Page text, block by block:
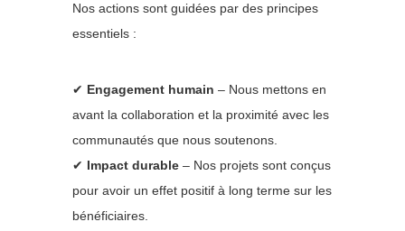
Nos actions sont guidées par des principes
essentiels :
✔ Engagement humain – Nous mettons en
avant la collaboration et la proximité avec les
communautés que nous soutenons.
✔ Impact durable – Nos projets sont conçus
pour avoir un effet positif à long terme sur les
bénéficiaires.